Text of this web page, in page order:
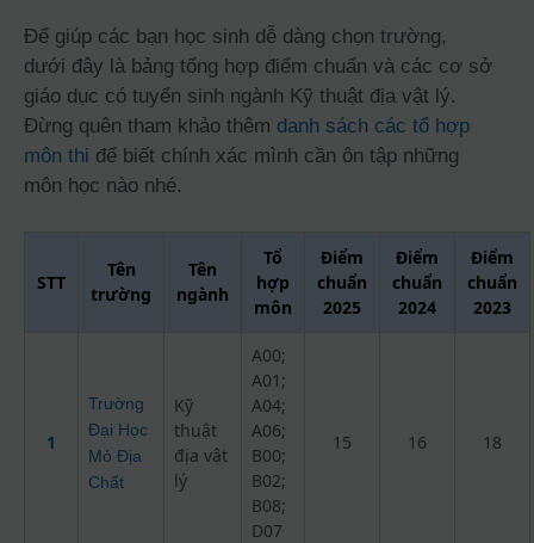
Để giúp các bạn học sinh dễ dàng chọn trường,
dưới đây là bảng tổng hợp điểm chuẩn và các cơ sở
giáo dục có tuyển sinh ngành Kỹ thuật địa vật lý.
Đừng quên tham khảo thêm danh sách các tổ hợp
môn thi để biết chính xác mình cần ôn tập những
môn học nào nhé.
STT
Tên
trường
Tên
ngành
Tổ
hợp
môn
Điểm
chuẩn
2025
Điểm
chuẩn
2024
Điểm
chuẩn
2023
1
Trường
Đại Học
Mỏ Địa
Chất
Kỹ
thuật
địa vật
lý
A00;
A01;
A04;
A06;
B00;
B02;
B08;
D07
15 16 18